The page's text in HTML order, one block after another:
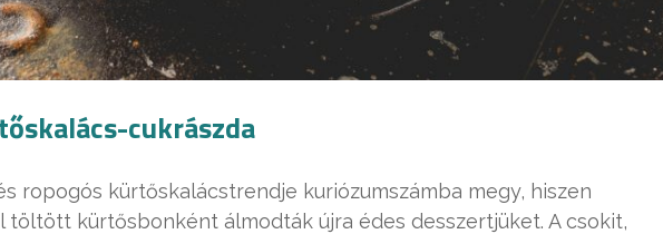
cukrászda
ropogós kürtőskalácstrendje kuriózumszámba megy, hiszen
töltött kürtősbonként álmodták újra édes desszertjüket. A csokit,